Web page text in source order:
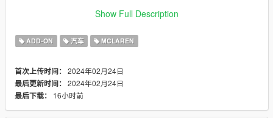
gtav/mods/update/x64/dlcpacks
Edit dlclist.xml
mods/update/update.rpf/common/data
Add the line dlcpacks:/speed/
to the dlclist and save then exit.
SPAWN: speed
Show Full Description
ADD-ON 汽车 MCLAREN
首次上传时间： 2024年02月24日
最后更新时间： 2024年02月24日
最后下载：
16小时前